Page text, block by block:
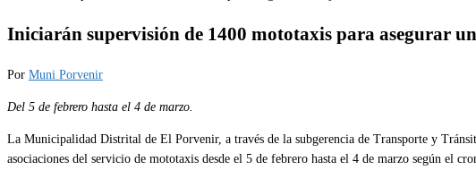
Iniciarán supervisión de 1400 mototaxis para asegurar
Por Muni Porvenir
Del 5 de febrero hasta el 4 de marzo.
La Municipalidad Distrital de El Porvenir, a través de la subgerencia de Transporte y
asociaciones del servicio de mototaxis desde el 5 de febrero hasta el 4 de marzo según el